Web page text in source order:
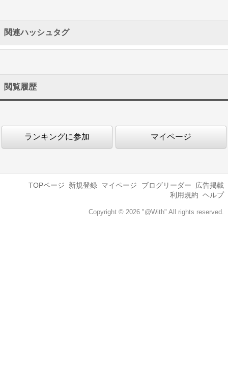
関連ハッシュタグ
閲覧履歴
ランキングに参加 マイページ
TOPページ 新規登録 マイページ ブログリーダー
広告掲載
利用規約 ヘルプ
Copyright © 2026 "@With" All rights reserved.